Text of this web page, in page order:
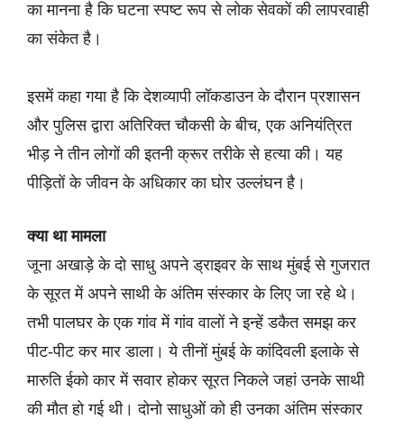
का मानना है कि घटना स्पष्ट रूप से लोक सेवकों की लापरवाही
का संकेत है।
इसमें कहा गया है कि देशव्यापी लॉकडाउन के दौरान प्रशासन
और पुलिस द्वारा अतिरिक्त चौकसी के बीच, एक अनियंत्रित
भीड़ ने तीन लोगों की इतनी क्रूर तरीके से हत्या की। यह
पीड़ितों के जीवन के अधिकार का घोर उल्लंघन है।
क्या था मामला
जूना अखाड़े के दो साधु अपने ड्राइवर के साथ मुंबई से गुजरात
के सूरत में अपने साथी के अंतिम संस्कार के लिए जा रहे थे।
तभी पालघर के एक गांव में गांव वालों ने इन्हें डकैत समझ कर
पीट-पीट कर मार डाला। ये तीनों मुंबई के कांदिवली इलाके से
मारुति ईको कार में सवार होकर सूरत निकले जहां उनके साथी
की मौत हो गई थी। दोनो साधुओं को ही उनका अंतिम संस्कार